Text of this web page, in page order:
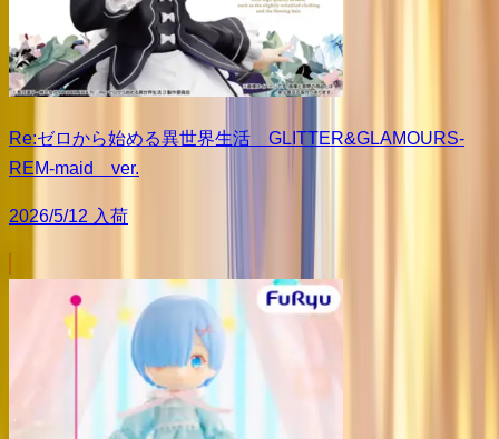
Re:ゼロから始める異世界生活 GLITTER&GLAMOURS-
REM-maid ver.
2026/5/12 入荷